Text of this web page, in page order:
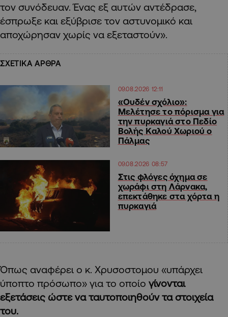
τον συνόδευαν. Ένας εξ αυτών αντέδρασε,
έσπρωξε και εξύβρισε τον αστυνομικό και
αποχώρησαν χωρίς να εξεταστούν».
ΣΧΕΤΙΚΑ ΑΡΘΡΑ
09.08.2026 12:11
«Ουδέν σχόλιο»:
Μελέτησε το πόρισμα για
την πυρκαγιά στο Πεδίο
Βολής Καλού Χωριού ο
Πάλμας
09.08.2026 08:57
Στις φλόγες όχημα σε
χωράφι στη Λάρνακα,
επεκτάθηκε στα χόρτα η
πυρκαγιά
Όπως αναφέρει ο κ. Χρυσοστομου «υπάρχει
ύποπτο πρόσωπο» για το οποίο γίνονται
εξετάσεις ώστε να ταυτοποιηθούν τα στοιχεία
του.